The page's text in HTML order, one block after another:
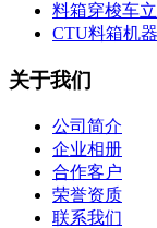
料箱穿梭车
CTU料箱机
关于我们
公司简介
企业相册
合作客户
荣誉资质
联系我们